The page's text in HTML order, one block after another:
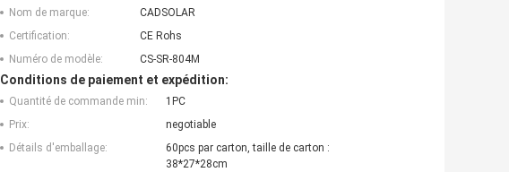
Nom de marque:
CADSOLAR
Certification:
CE Rohs
Numéro de modèle:
CS-SR-804M
Conditions de paiement et expédition:
Quantité de commande min:
1PC
Prix:
negotiable
Détails d'emballage:
60pcs par carton, taille de carton :
38*27*28cm